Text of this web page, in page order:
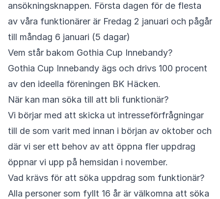
ansökningsknappen. Första dagen för de flesta
av våra funktionärer är Fredag 2 januari och pågår
till måndag 6 januari (5 dagar)
Vem står bakom Gothia Cup Innebandy?
Gothia Cup Innebandy ägs och drivs 100 procent
av den ideella föreningen BK Häcken.
När kan man söka till att bli funktionär?
Vi börjar med att skicka ut intresseförfrågningar
till de som varit med innan i början av oktober och
där vi ser ett behov av att öppna fler uppdrag
öppnar vi upp på hemsidan i november.
Vad krävs för att söka uppdrag som funktionär?
Alla personer som fyllt 16 år är välkomna att söka